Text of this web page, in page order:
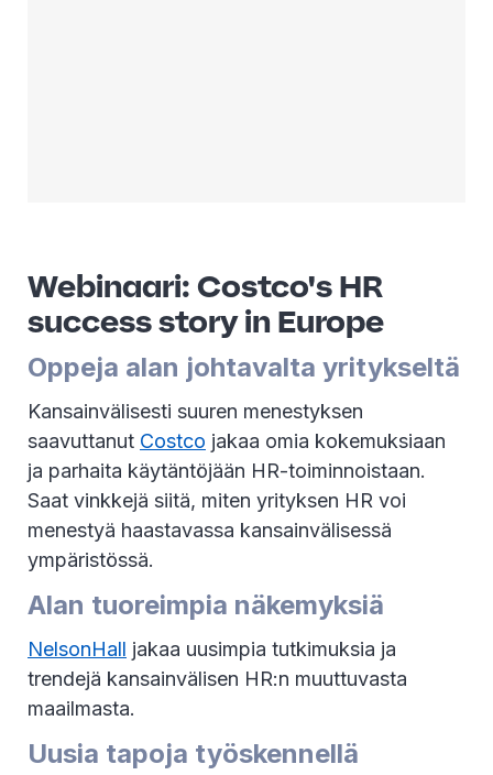
Webinaari: Costco's HR
success story in Europe
Oppeja alan johtavalta yritykseltä
Kansainvälisesti suuren menestyksen
saavuttanut Costco jakaa omia kokemuksiaan
ja parhaita käytäntöjään HR-toiminnoistaan.
Saat vinkkejä siitä, miten yrityksen HR voi
menestyä haastavassa kansainvälisessä
ympäristössä.
Alan tuoreimpia näkemyksiä
NelsonHall jakaa uusimpia tutkimuksia ja
trendejä kansainvälisen HR:n muuttuvasta
maailmasta.
Uusia tapoja työskennellä